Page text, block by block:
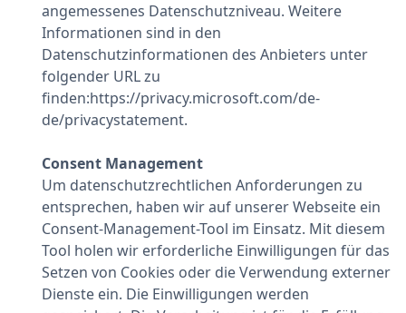
angemessenes Datenschutzniveau. Weitere
Informationen sind in den
Datenschutzinformationen des Anbieters unter
folgender URL zu
finden:https://privacy.microsoft.com/de-
de/privacystatement.
Consent Management
Um datenschutzrechtlichen Anforderungen zu
entsprechen, haben wir auf unserer Webseite ein
Consent-Management-Tool im Einsatz. Mit diesem
Tool holen wir erforderliche Einwilligungen für das
Setzen von Cookies oder die Verwendung externer
Dienste ein. Die Einwilligungen werden